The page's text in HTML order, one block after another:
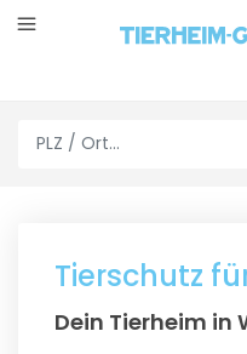
Tierschutz
Dein Tierheim in